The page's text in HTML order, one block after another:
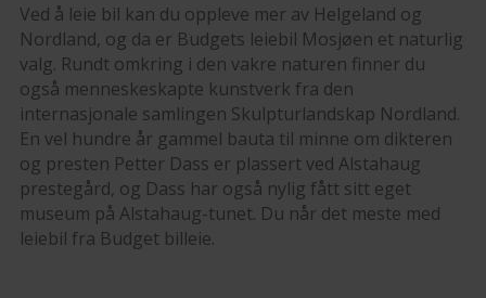
Ved å leie bil kan du oppleve mer av Helgeland og
Nordland, og da er Budgets leiebil Mosjøen et naturlig
valg. Rundt omkring i den vakre naturen finner du
også menneskeskapte kunstverk fra den
internasjonale samlingen Skulpturlandskap Nordland.
En vel hundre år gammel bauta til minne om dikteren
og presten Petter Dass er plassert ved Alstahaug
prestegård, og Dass har også nylig fått sitt eget
museum på Alstahaug-tunet. Du når det meste med
leiebil fra Budget billeie.